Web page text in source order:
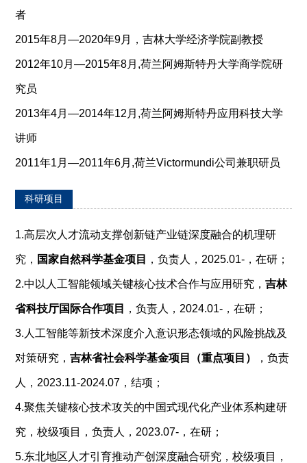
者
2015年8月—2020年9月，吉林大学经济学院副教授
2012年10月—2015年8月,荷兰阿姆斯特丹大学商学院研
究员
2013年4月—2014年12月,荷兰阿姆斯特丹应用科技大学
讲师
2011年1月—2011年6月,荷兰Victormundi公司兼职研员
科研项目
1.高层次人才流动支撑创新链产业链深度融合的机理研
究， 国家自然科学基金项目 ，负责人，2025.01-，在研；
2.中以人工智能领域关键核心技术合作与应用研究，吉林
省科技厅国际合作项目 ，负责人，2024.01-，在研；
3.人工智能等新技术深度介入意识形态领域的风险挑战及
对策研究，吉林省社会科学基金项目（重点项目） ，负责
人，2023.11-2024.07，结项；
4.聚焦关键核心技术攻关的中国式现代化产业体系构建研
究，校级项目，负责人，2023.07-，在研；
5.东北地区人才引育推动产创深度融合研究，校级项目，